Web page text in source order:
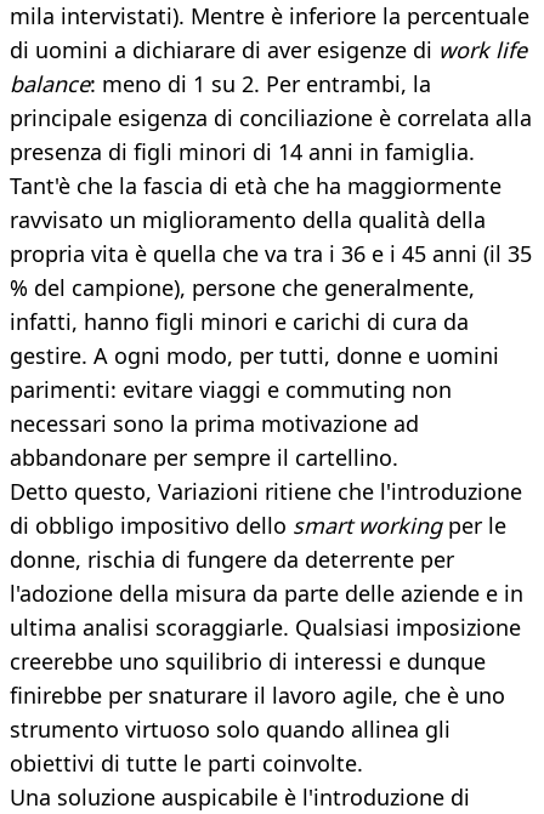
mila intervistati). Mentre è inferiore la percentuale
di uomini a dichiarare di aver esigenze di work life
balance: meno di 1 su 2. Per entrambi, la
principale esigenza di conciliazione è correlata alla
presenza di figli minori di 14 anni in famiglia.
Tant'è che la fascia di età che ha maggiormente
ravvisato un miglioramento della qualità della
propria vita è quella che va tra i 36 e i 45 anni (il 35
% del campione), persone che generalmente,
infatti, hanno figli minori e carichi di cura da
gestire. A ogni modo, per tutti, donne e uomini
parimenti: evitare viaggi e commuting non
necessari sono la prima motivazione ad
abbandonare per sempre il cartellino.
Detto questo, Variazioni ritiene che l'introduzione
di obbligo impositivo dello smart workingper le
donne, rischia di fungere da deterrente per
l'adozione della misura da parte delle aziende e in
ultima analisi scoraggiarle. Qualsiasi imposizione
creerebbe uno squilibrio di interessi e dunque
finirebbe per snaturare il lavoro agile, che è uno
strumento virtuoso solo quando allinea gli
obiettivi di tutte le parti coinvolte.
Una soluzione auspicabile è l'introduzione di